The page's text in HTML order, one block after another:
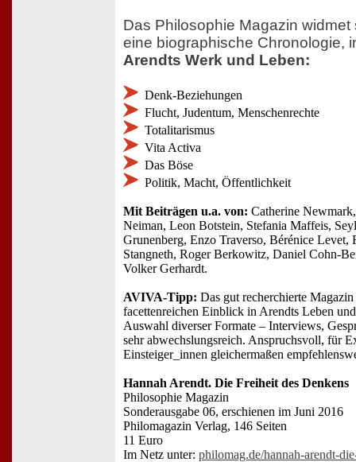
Das Philosophie Magazin
eine biographische Chronologie,
Arendts Werk und Leben:
Denk-Beziehungen
Flucht, Judentum, Menschenrechte
Totalitarismus
Vita Activa
Das Böse
Politik, Macht, Öffentlichkeit
Mit Beiträgen u.a. von: Catherine
Neiman, Leon Botstein, Stefania Maffeis,
Grunenberg, Enzo Traverso, Bérénice Levet,
Stangneth, Roger Berkowitz, Daniel Cohn-
Volker Gerhardt.
AVIVA-Tipp: Das gut recherchierte
facettenreichen Einblick in Arendts Leben
Auswahl diverser Formate – Interviews,
sehr abwechslungsreich. Anspruchsvoll, für
Einsteiger_innen gleichermaßen
Hannah Arendt. Die Freiheit des Denkens
Philosophie Magazin
Sonderausgabe 06, erschienen im Juni 2016
Philomagazin Verlag, 146 Seiten
11 Euro
Im Netz unter: philomag.de/hannah-arendt-